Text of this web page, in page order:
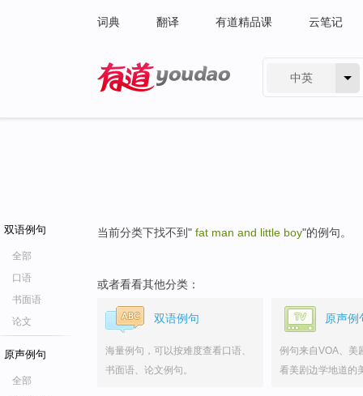
词典 翻译 有道精品课 云笔记
中英
双语例句
全部
口语
书面语
论文
原声例句
全部
当前分类下找不到" fat man and little boy"的例句。
或者看看其他分类：
双语例句
海量例句，可以按难度查看口语、
书面语、论文例句。
原声例
例句来自VOA、美
看美剧边学地道的